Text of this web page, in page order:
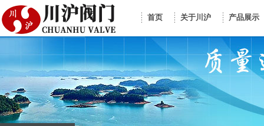
首页 关于川沪 产品展示